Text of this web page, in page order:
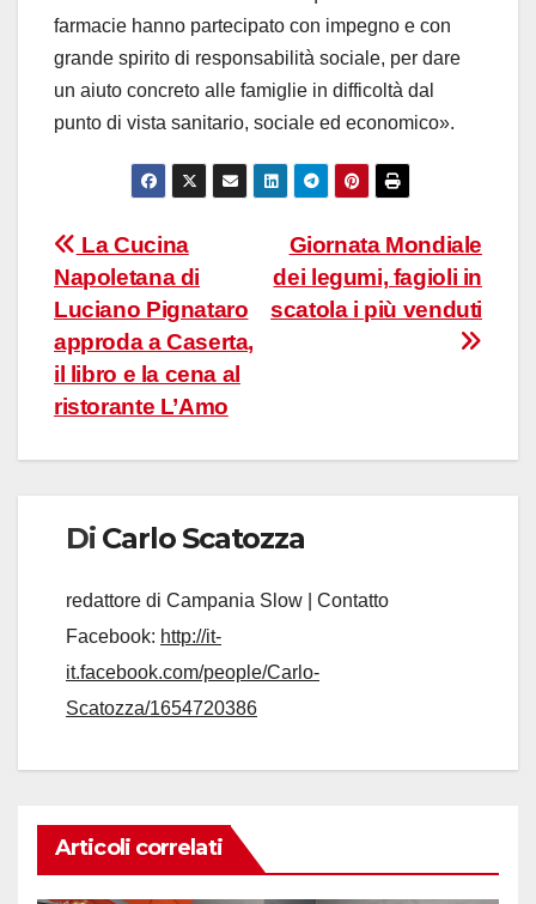
farmacie hanno partecipato con impegno e con
grande spirito di responsabilità sociale, per dare
un aiuto concreto alle famiglie in difficoltà dal
punto di vista sanitario, sociale ed economico».
Navigazione
articoli
Giornata Mondiale
dei legumi, fagioli in
scatola i più venduti
La Cucina
Napoletana di
Luciano Pignataro
approda a Caserta,
il libro e la cena al
ristorante L’Amo
Di Carlo Scatozza
redattore di Campania Slow | Contatto
Facebook: http://it-
it.facebook.com/people/Carlo-
Scatozza/1654720386
Articoli correlati